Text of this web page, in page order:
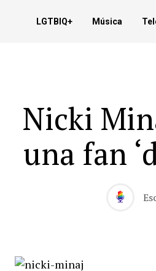
LGTBIQ+ Música
Nicki
una fan